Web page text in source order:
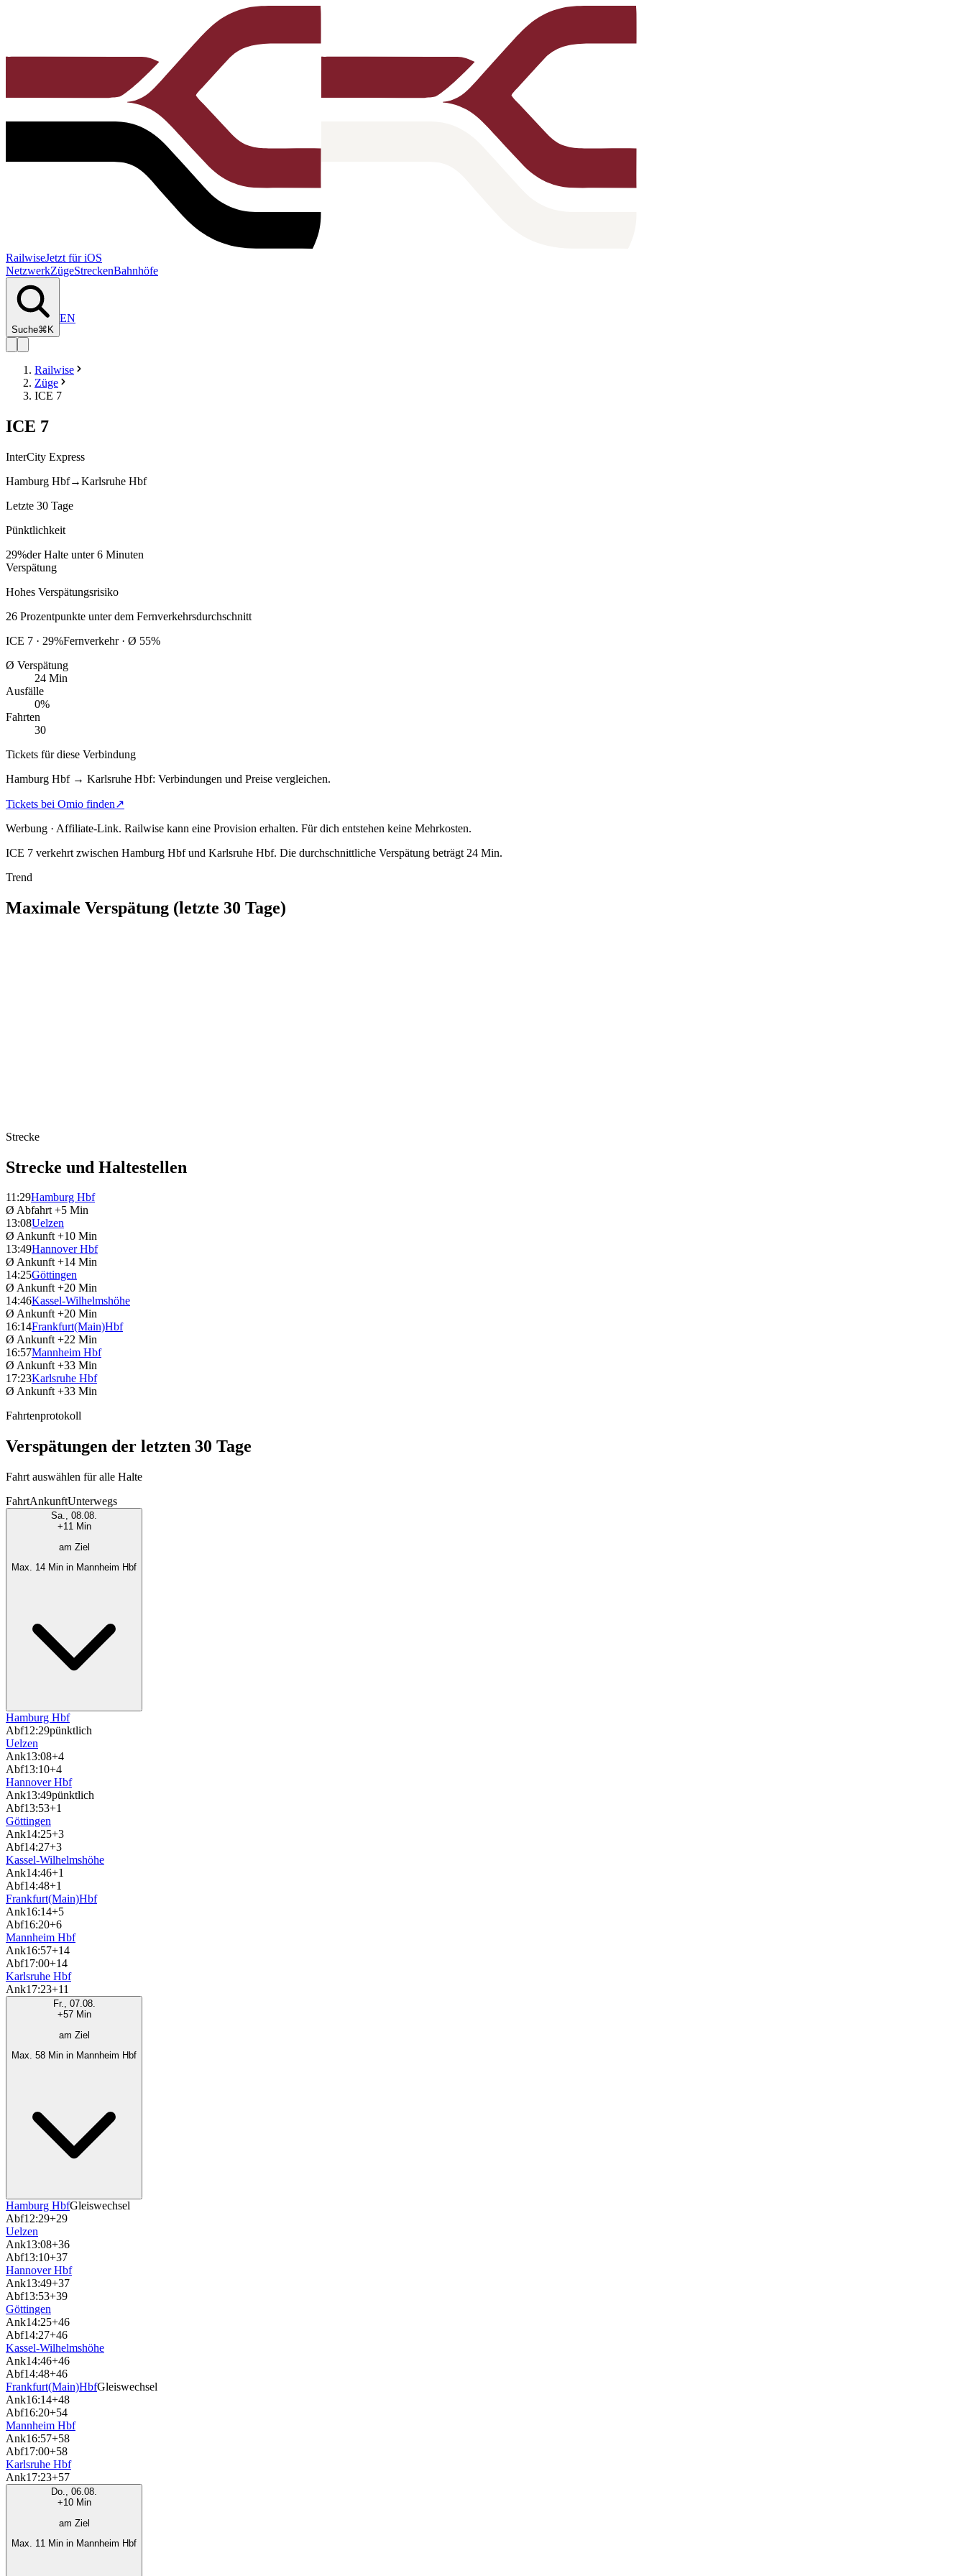
RailwiseJetzt für iOS
NetzwerkZügeStreckenBahnhöfe
Suche⌘K
EN
Railwise
Züge
ICE 7
ICE 7
InterCity Express
Hamburg Hbf→Karlsruhe Hbf
Letzte 30 Tage
Pünktlichkeit
29%der Halte unter 6 Minuten
Verspätung
Hohes Verspätungsrisiko
26 Prozentpunkte unter dem Fernverkehrsdurchschnitt
ICE 7 · 29%Fernverkehr · Ø 55%
Ø Verspätung
24 Min
Ausfälle
0%
Fahrten
30
Tickets für diese Verbindung
Hamburg Hbf → Karlsruhe Hbf: Verbindungen und Preise vergleichen.
Tickets bei Omio finden↗
Werbung · Affiliate-Link. Railwise kann eine Provision erhalten. Für dich entstehen keine Mehrkosten.
ICE 7 verkehrt zwischen Hamburg Hbf und Karlsruhe Hbf. Die durchschnittliche Verspätung beträgt 24 Min.
Trend
Maximale Verspätung (letzte 30 Tage)
Strecke
Strecke und Haltestellen
11:29Hamburg Hbf
Ø Abfahrt +5 Min
13:08Uelzen
Ø Ankunft +10 Min
13:49Hannover Hbf
Ø Ankunft +14 Min
14:25Göttingen
Ø Ankunft +20 Min
14:46Kassel-Wilhelmshöhe
Ø Ankunft +20 Min
16:14Frankfurt(Main)Hbf
Ø Ankunft +22 Min
16:57Mannheim Hbf
Ø Ankunft +33 Min
17:23Karlsruhe Hbf
Ø Ankunft +33 Min
Fahrtenprotokoll
Verspätungen der letzten 30 Tage
Fahrt auswählen für alle Halte
FahrtAnkunftUnterwegs
Sa., 08.08.
+11 Min
am Ziel
Max. 14 Min in Mannheim Hbf
Hamburg Hbf
Abf12:29pünktlich
Uelzen
Ank13:08+4
Abf13:10+4
Hannover Hbf
Ank13:49pünktlich
Abf13:53+1
Göttingen
Ank14:25+3
Abf14:27+3
Kassel-Wilhelmshöhe
Ank14:46+1
Abf14:48+1
Frankfurt(Main)Hbf
Ank16:14+5
Abf16:20+6
Mannheim Hbf
Ank16:57+14
Abf17:00+14
Karlsruhe Hbf
Ank17:23+11
Fr., 07.08.
+57 Min
am Ziel
Max. 58 Min in Mannheim Hbf
Hamburg HbfGleiswechsel
Abf12:29+29
Uelzen
Ank13:08+36
Abf13:10+37
Hannover Hbf
Ank13:49+37
Abf13:53+39
Göttingen
Ank14:25+46
Abf14:27+46
Kassel-Wilhelmshöhe
Ank14:46+46
Abf14:48+46
Frankfurt(Main)HbfGleiswechsel
Ank16:14+48
Abf16:20+54
Mannheim Hbf
Ank16:57+58
Abf17:00+58
Karlsruhe Hbf
Ank17:23+57
Do., 06.08.
+10 Min
am Ziel
Max. 11 Min in Mannheim Hbf